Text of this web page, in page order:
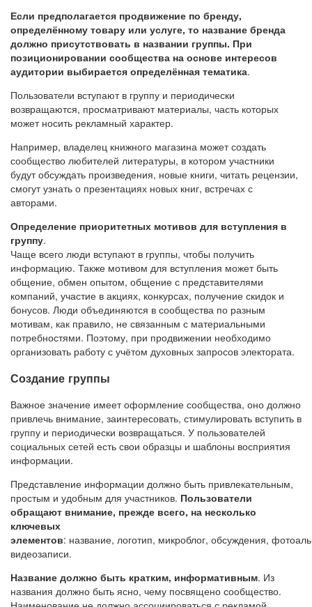
Если предполагается продвижение по бренду,
определённому товару или услуге, то название бренда
должно присутствовать в названии группы. При
позиционировании сообщества на основе интересов
аудитории выбирается определённая тематика.
Пользователи вступают в группу и периодически
возвращаются, просматривают материалы, часть которых
может носить рекламный характер.
Например, владелец книжного магазина может создать
сообщество любителей литературы, в котором участники
будут обсуждать произведения, новые книги, читать рецензии,
смогут узнать о презентациях новых книг, встречах с
авторами.
Определение приоритетных мотивов для вступления в
группу.
Чаще всего люди вступают в группы, чтобы получить
информацию. Также мотивом для вступления может быть
общение, обмен опытом, общение с представителями
компаний, участие в акциях, конкурсах, получение скидок и
бонусов. Люди объединяются в сообщества по разным
мотивам, как правило, не связанным с материальными
потребностями. Поэтому, при продвижении необходимо
организовать работу с учётом духовных запросов электората.
Создание группы
Важное значение имеет оформление сообщества, оно должно
привлечь внимание, заинтересовать, стимулировать вступить в
группу и периодически возвращаться. У пользователей
социальных сетей есть свои образцы и шаблоны восприятия
информации.
Представление информации должно быть привлекательным,
простым и удобным для участников. Пользователи
обращают внимание, прежде всего, на несколько
ключевых
элементов: название, логотип, микроблог, обсуждения,
видеозаписи.
Название должно быть кратким, информативным. Из
названия должно быть ясно, чему посвящено сообщество.